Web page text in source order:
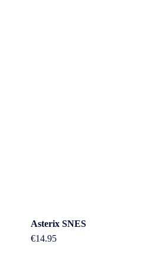
Asterix SNES
€14.95